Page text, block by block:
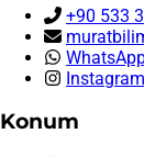
+90 533
Instagram
Konum